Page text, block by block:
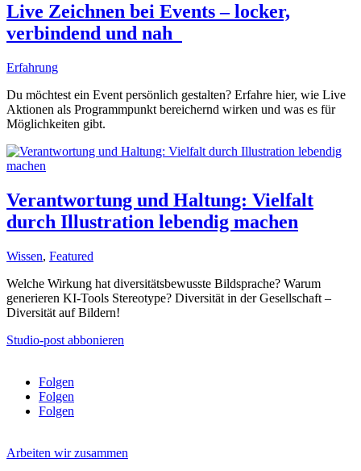
Live Zeichnen bei Events – locker,
verbindend und nah
Erfahrung
Du möchtest ein Event persönlich gestalten? Erfahre hier, wie Live
Aktionen als Programmpunkt bereichernd wirken und was es für
Möglichkeiten gibt.
Verantwortung und Haltung: Vielfalt
durch Illustration lebendig machen
Wissen, Featured
Welche Wirkung hat diversitätsbewusste Bildsprache? Warum
generieren KI-Tools Stereotype? Diversität in der Gesellschaft –
Diversität auf Bildern!
Studio-post abbonieren
Folgen
Folgen
Folgen
Arbeiten wir zusammen